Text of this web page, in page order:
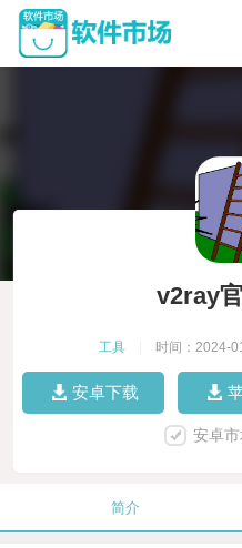
v2ray
工具 时间：2024-
安卓下载
安卓
简介